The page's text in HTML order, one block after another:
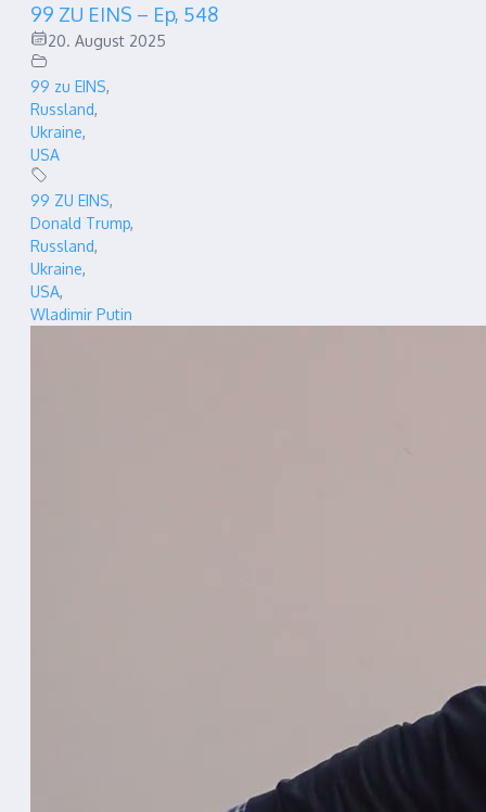
99 ZU EINS – Ep, 548
20. August 2025
99 zu EINS,
Russland,
Ukraine,
USA
99 ZU EINS,
Donald Trump,
Russland,
Ukraine,
USA,
Wladimir Putin